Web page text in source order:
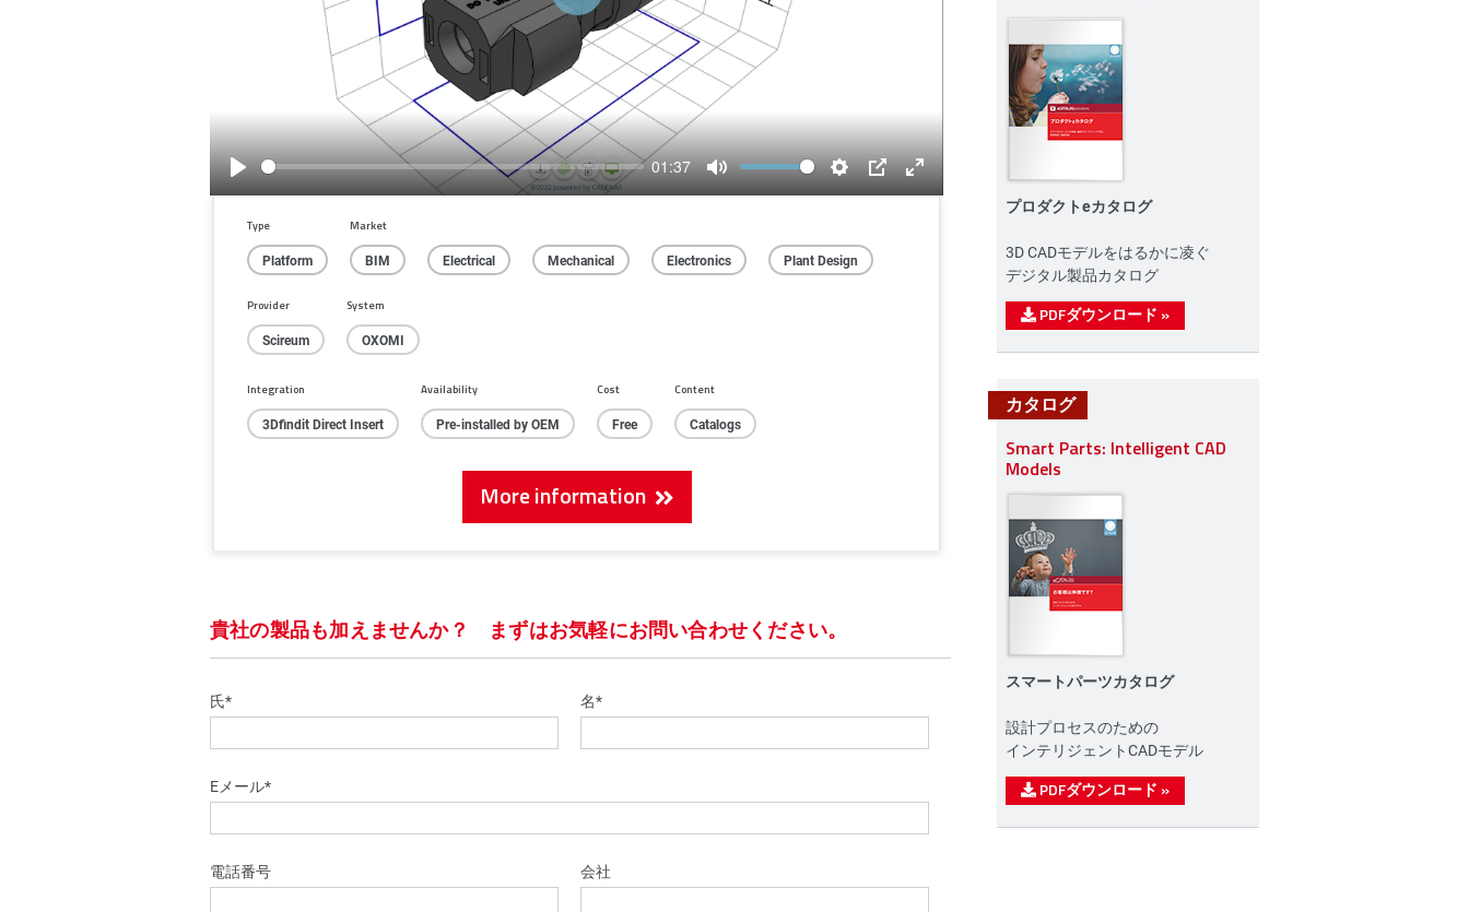
Play
01:37
Mute
Settings
PIP
Enter
Play
Type
Platform
Market
BIM Electrical Mechanical Electronics Plant Design
Provider
Scireum
System
OXOMI
Integration
3Dfindit Direct Insert
Availability
Pre-installed by OEM
Cost
Free
Content
Catalogs
More information
貴社の製品も加えませんか？ まずはお気軽にお問い合わせください。
氏* 名*
Eメール*
電話番号 会社
プロダクトeカタログ
3D CADモデルをはるかに凌ぐ
デジタル製品カタログ
PDFダウンロード »
カタログ
Smart Parts: Intelligent CAD
Models
スマートパーツカタログ
設計プロセスのための
インテリジェントCADモデル
PDFダウンロード »